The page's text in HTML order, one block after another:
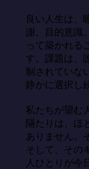
良い人生は、
謝、目的意識
って築かれる
す。課題は、
制されていな
静かに選択し
私たちが望む
隔たりは、ほ
ありません。
そして、その
人ひとりが今